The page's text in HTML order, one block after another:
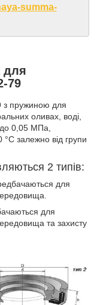
summa-
для
79
з пружиною для
оливах, воді,
до 0,05 МПа,
°C залежно від групи
2 типів:
для
для
та захисту